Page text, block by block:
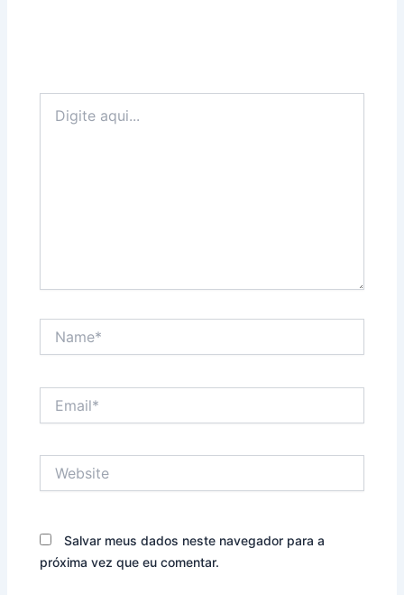
aqui...
Salvar meus dados neste navegador para a
próxima vez que eu comentar.